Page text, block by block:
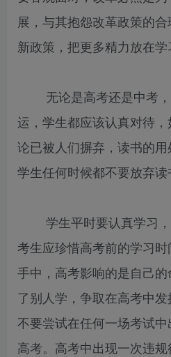
展，与其抱怨改革政策的
新政策，把更多精力放在学
无论是高考还是中考，
运，学生都应该认真对待
论已被人们摒弃，读书的
学生任何时候都不要放
学生平时要认真学习，
考生应珍惜高考前的学习
手中，高考影响的是自己
了别人学，争取在高考中发
不要尝试在任何一场考试
高考。高考中出现一次违